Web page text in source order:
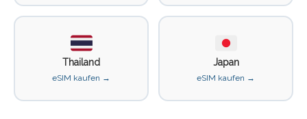
Thailand
eSIM kaufen →
Japan
eSIM kaufen →